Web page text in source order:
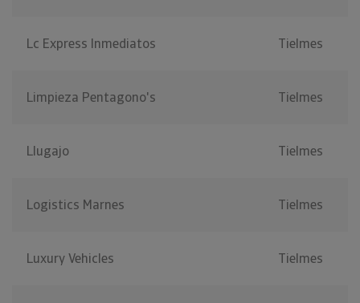
Lc Express Inmediatos Tielmes
Limpieza Pentagono's Tielmes
Llugajo Tielmes
Logistics Marnes Tielmes
Luxury Vehicles Tielmes